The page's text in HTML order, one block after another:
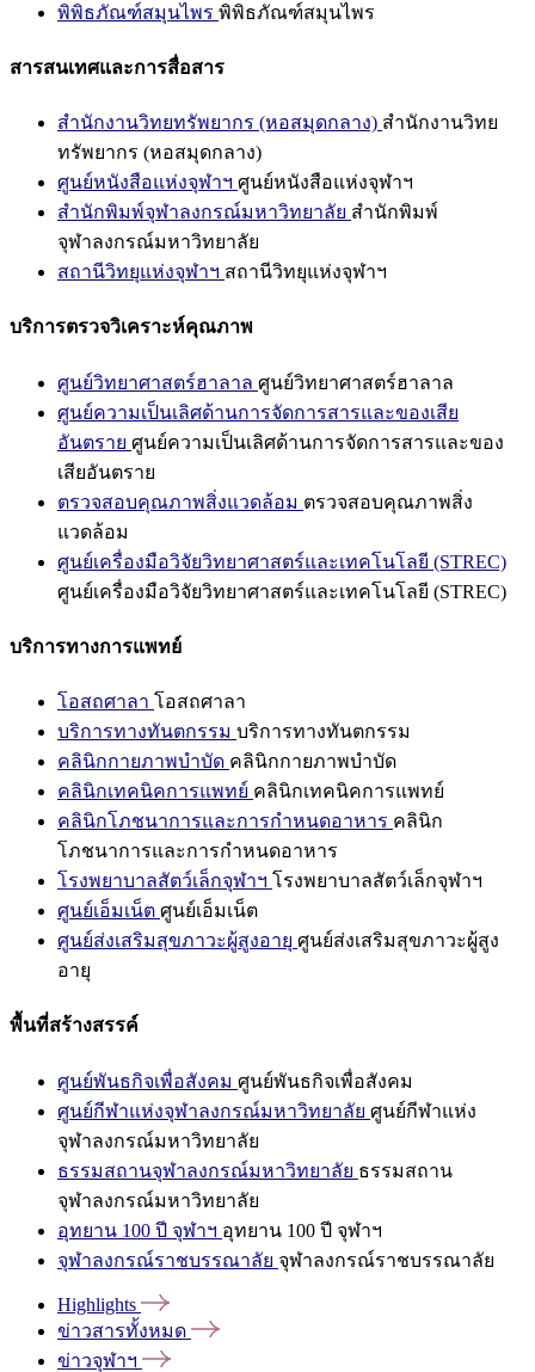
พิพิธภัณฑ์สมุนไพร พิพิธภัณฑ์สมุนไพร
สารสนเทศและการสื่อสาร
สำนักงานวิทยทรัพยากร (หอสมุดกลาง) สำนักงานวิทย
ทรัพยากร (หอสมุดกลาง)
ศูนย์หนังสือแห่งจุฬาฯ ศูนย์หนังสือแห่งจุฬาฯ
สำนักพิมพ์จุฬาลงกรณ์มหาวิทยาลัย สำนักพิมพ์
จุฬาลงกรณ์มหาวิทยาลัย
สถานีวิทยุแห่งจุฬาฯ สถานีวิทยุแห่งจุฬาฯ
บริการตรวจวิเคราะห์คุณภาพ
ศูนย์วิทยาศาสตร์ฮาลาล ศูนย์วิทยาศาสตร์ฮาลาล
ศูนย์ความเป็นเลิศด้านการจัดการสารและของเสีย
อันตราย ศูนย์ความเป็นเลิศด้านการจัดการสารและของ
เสียอันตราย
ตรวจสอบคุณภาพสิ่งแวดล้อม ตรวจสอบคุณภาพสิ่ง
แวดล้อม
ศูนย์เครื่องมือวิจัยวิทยาศาสตร์และเทคโนโลยี (STREC)
ศูนย์เครื่องมือวิจัยวิทยาศาสตร์และเทคโนโลยี (STREC)
บริการทางการแพทย์
โอสถศาลา โอสถศาลา
บริการทางทันตกรรม บริการทางทันตกรรม
คลินิกกายภาพบำบัด คลินิกกายภาพบำบัด
คลินิกเทคนิคการแพทย์ คลินิกเทคนิคการแพทย์
คลินิกโภชนาการและการกำหนดอาหาร คลินิก
โภชนาการและการกำหนดอาหาร
โรงพยาบาลสัตว์เล็กจุฬาฯ โรงพยาบาลสัตว์เล็กจุฬาฯ
ศูนย์เอ็มเน็ต ศูนย์เอ็มเน็ต
ศูนย์ส่งเสริมสุขภาวะผู้สูงอายุ ศูนย์ส่งเสริมสุขภาวะผู้สูง
อายุ
พื้นที่สร้างสรรค์
ศูนย์พันธกิจเพื่อสังคม ศูนย์พันธกิจเพื่อสังคม
ศูนย์กีฬาแห่งจุฬาลงกรณ์มหาวิทยาลัย ศูนย์กีฬาแห่ง
จุฬาลงกรณ์มหาวิทยาลัย
ธรรมสถานจุฬาลงกรณ์มหาวิทยาลัย ธรรมสถาน
จุฬาลงกรณ์มหาวิทยาลัย
อุทยาน 100 ปี จุฬาฯ อุทยาน 100 ปี จุฬาฯ
จุฬาลงกรณ์ราชบรรณาลัย จุฬาลงกรณ์ราชบรรณาลัย
Highlights
ข่าวสารทั้งหมด
ข่าวจุฬาฯ